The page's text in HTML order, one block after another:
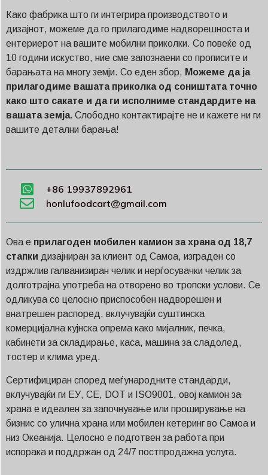
Како фабрика што ги интегрира производството и
дизајнот, можеме да го прилагодиме надворешноста и
ентериерот на вашите мобилни приколки. Со повеќе од
10 години искуство, ние сме запознаени со прописите и
барањата на многу земји. Со еден збор, Можеме да ја
прилагодиме вашата приколка од соништата точно
како што сакате и да ги исполниме стандардите на
вашата земја. Слободно контактирајте не и кажете ни ги
вашите детални барања!
+86 19937892961
honlufoodcart@gmail.com
Ова е прилагоден мобилен камион за храна од 18,7
стапки дизајниран за клиент од Самоа, изграден со
издржлив галванизиран челик и нерѓосувачки челик за
долготрајна употреба на отворено во тропски услови. Се
одликува со целосно приспособен надворешен и
внатрешен распоред, вклучувајќи суштинска
комерцијална кујнска опрема како мијалник, печка,
кабинети за складирање, каса, машина за сладолед,
тостер и клима уред.
Сертифициран според меѓународните стандарди,
вклучувајќи ги ЕУ, CE, DOT и ISO9001, овој камион за
храна е идеален за започнување или проширување на
бизнис со улична храна или мобилен кетеринг во Самоа и
низ Океанија. Целосно е подготвен за работа при
испорака и поддржан од 24/7 постпродажна услуга.